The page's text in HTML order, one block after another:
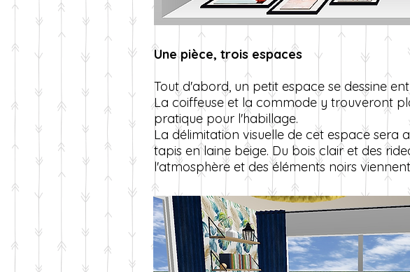
Une pièce, trois espaces
Tout d'abord, un petit espace se dessine
La coiffeuse et la commode y trouveront
pratique pour l'habillage.
La délimitation visuelle de cet espace
tapis en laine beige. Du bois clair et des
l'atmosphère et des éléments noirs